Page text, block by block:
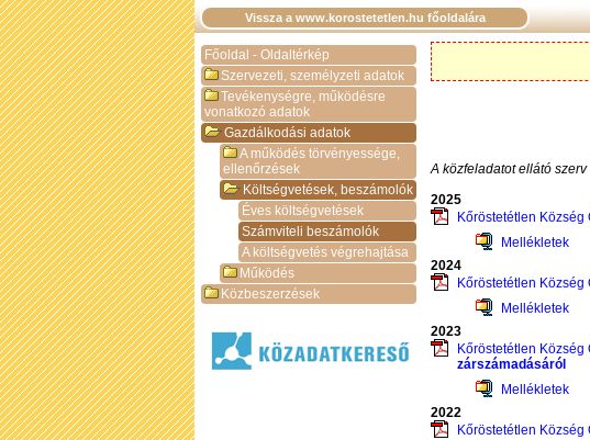
Vissza a www.korostetetlen.hu főoldalára
Főoldal - Oldaltérkép
Szervezeti, személyzeti adatok
Tevékenységre, működésre
vonatkozó adatok
Gazdálkodási adatok
A működés törvényessége,
ellenőrzések
Költségvetések, beszámolók
Éves költségvetések
Számviteli beszámolók
A költségvetés végrehajtása
Működés
Közbeszerzések
A közfeladatot ellátó
2025
Kőröstetétlen
Mellékletek
2024
Kőröstetétlen
Mellékletek
2023
Kőröstetétlen
zárszámadásáról
Mellékletek
2022
Kőröstetétlen